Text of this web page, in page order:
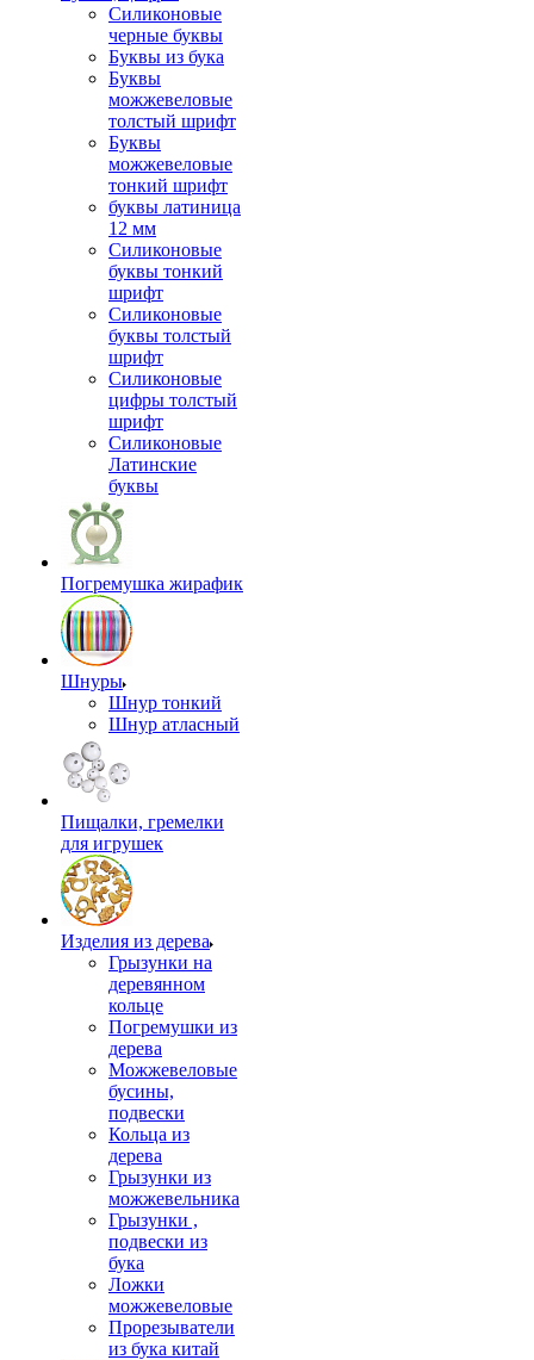
Силиконовые
черные буквы
Буквы из бука
Буквы
можжевеловые
толстый шрифт
Буквы
можжевеловые
тонкий шрифт
буквы латиница
12 мм
Силиконовые
буквы тонкий
шрифт
Силиконовые
буквы толстый
шрифт
Силиконовые
цифры толстый
шрифт
Силиконовые
Латинские
буквы
Погремушка жирафик
Шнуры
Шнур тонкий
Шнур атласный
Пищалки, гремелки
для игрушек
Изделия из дерева
Грызунки на
деревянном
кольце
Погремушки из
дерева
Можжевеловые
бусины,
подвески
Кольца из
дерева
Грызунки из
можжевельника
Грызунки ,
подвески из
бука
Ложки
можжевеловые
Прорезыватели
из бука китай